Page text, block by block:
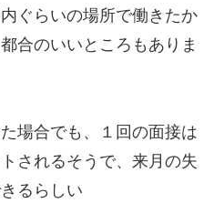
ぐらいの場所で働きたか
合のいいところもありま
場合でも、１回の面接は
されるそうで、来月の失
るらしい